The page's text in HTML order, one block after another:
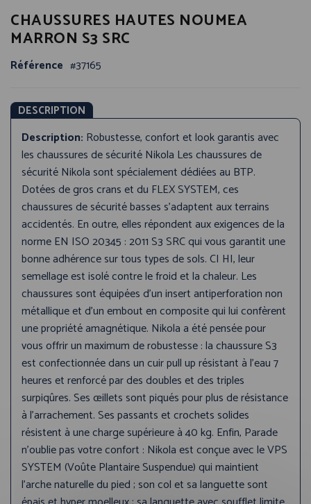
au
début
la
CHAUSSURES HAUTES NOUMEA
MARRON S3 SRC
Référence 37165
DESCRIPTION
Description: Robustesse, confort et look garantis avec
les chaussures de sécurité Nikola Les chaussures de
sécurité Nikola sont spécialement dédiées au BTP.
Dotées de gros crans et du FLEX SYSTEM, ces
chaussures de sécurité basses s’adaptent aux terrains
accidentés. En outre, elles répondent aux exigences de la
norme EN ISO 20345 : 2011 S3 SRC qui vous garantit une
bonne adhérence sur tous types de sols. CI HI, leur
semellage est isolé contre le froid et la chaleur. Les
chaussures sont équipées d’un insert antiperforation non
métallique et d’un embout en composite qui lui confèrent
une propriété amagnétique. Nikola a été pensée pour
vous offrir un maximum de robustesse : la chaussure S3
est confectionnée dans un cuir pull up résistant à l’eau 7
heures et renforcé par des doubles et des triples
surpiqûres. Ses œillets sont piqués pour plus de résistance
à l’arrachement. Ses passants et crochets solides
résistent à une charge supérieure à 40 kg. Enfin, Parade
n’oublie pas votre confort : Nikola est conçue avec le VPS
SYSTEM (Voûte Plantaire Suspendue) qui maintient
l’arche naturelle du pied ; son col et sa languette sont